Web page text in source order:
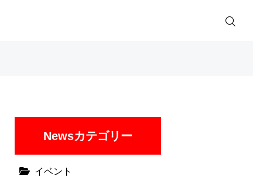
Newsカテゴリー
イベント